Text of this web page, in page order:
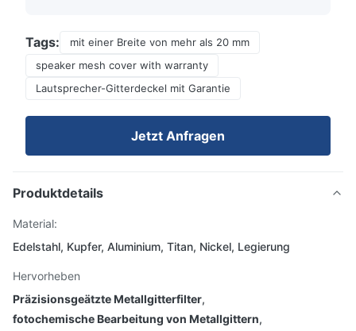
Tags:
mit einer Breite von mehr als 20 mm
speaker mesh cover with warranty
Lautsprecher-Gitterdeckel mit Garantie
Jetzt Anfragen
Produktdetails
Material:
Edelstahl, Kupfer, Aluminium, Titan, Nickel, Legierung
Hervorheben
Präzisionsgeätzte Metallgitterfilter,
fotochemische Bearbeitung von Metallgittern,